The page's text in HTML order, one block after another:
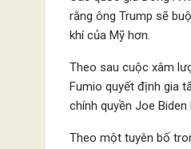
rằng ông Trump sẽ
khí của Mỹ hơn.
Theo sau cuộc xâm
Fumio quyết định gia
chính quyền Joe Biden
Theo một tuyên bố